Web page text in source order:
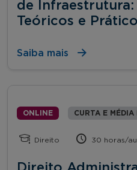
de Infraestrutura:
Teóricos e
Saiba mais
ONLINE CURTA E MÉDIA
Direito 30 horas/